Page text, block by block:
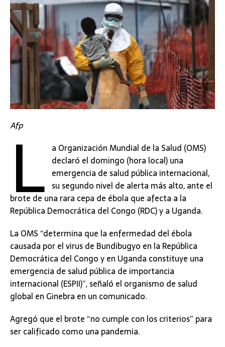
Afp
L a Organización Mundial de la Salud (OMS)
declaró el domingo (hora local) una
emergencia de salud pública internacional,
su segundo nivel de alerta más alto, ante el
brote de una rara cepa de ébola que afecta a la
República Democrática del Congo (RDC) y a Uganda.
La OMS “determina que la enfermedad del ébola
causada por el virus de Bundibugyo en la República
Democrática del Congo y en Uganda constituye una
emergencia de salud pública de importancia
internacional (ESPII)”, señaló el organismo de salud
global en Ginebra en un comunicado.
Agregó que el brote “no cumple con los criterios” para
ser calificado como una pandemia.